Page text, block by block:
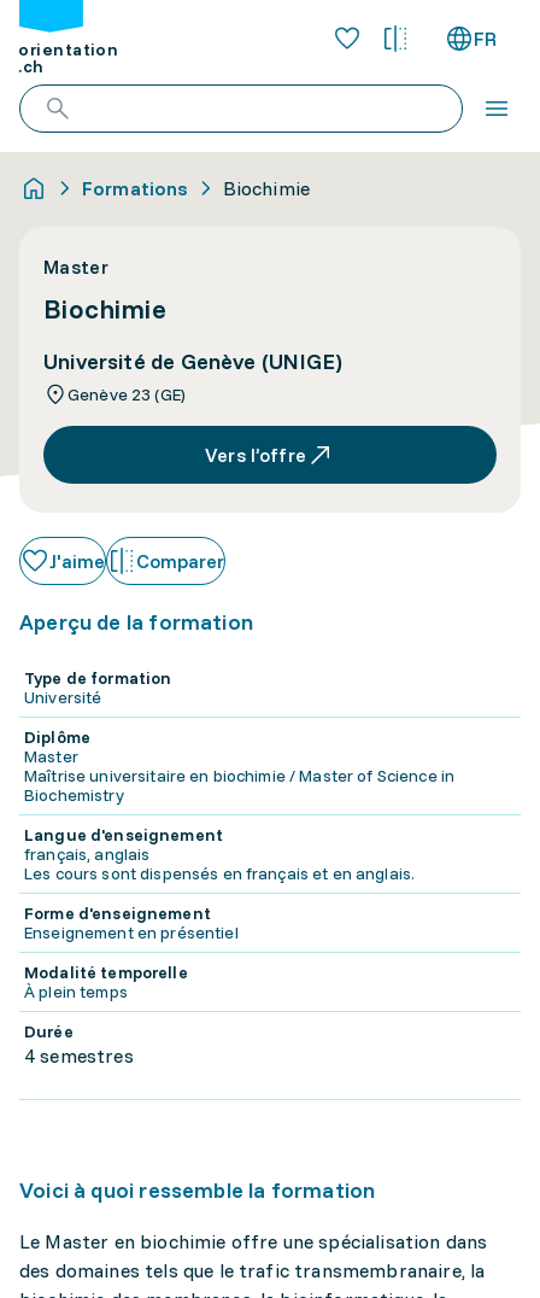
orientation
.ch
FR
Formations Biochimie
Master
Biochimie
Université de Genève (UNIGE)
Genève 23 (GE)
Vers l’offre
J'aime Comparer
Aperçu de la formation
Type de formation
Université
Diplôme
Master
Maîtrise universitaire en biochimie / Master of Science in
Biochemistry
Langue d'enseignement
français, anglais
Les cours sont dispensés en français et en anglais.
Forme d'enseignement
Enseignement en présentiel
Modalité temporelle
À plein temps
Durée
4 semestres
Voici à quoi ressemble la formation
Le Master en biochimie offre une spécialisation dans
des domaines tels que le trafic transmembranaire, la